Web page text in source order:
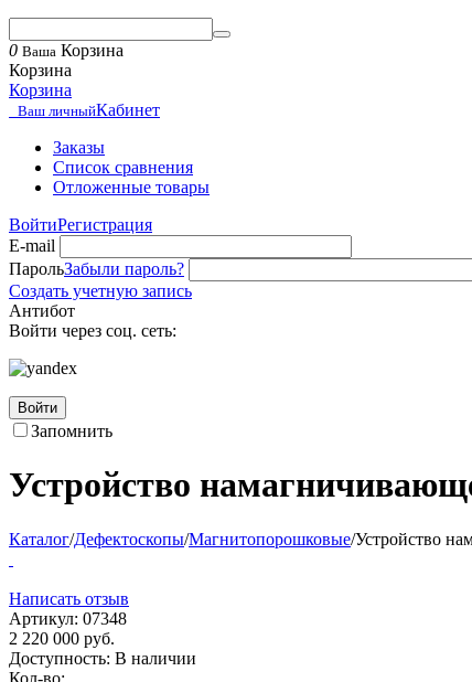
0 Ваша Корзина
Корзина
Корзина
Ваш личныйКабинет
Заказы
Список сравнения
Отложенные товары
ВойтиРегистрация
E-mail
ПарольЗабыли пароль?
Создать учетную запись
Антибот
Войти через соц. сеть:
Войти
Запомнить
Устройство
Каталог/Дефектоскопы/Магнитопорошковые/Устройство
Написать отзыв
Артикул: 07348
2 220 000 руб.
Доступность: В наличии
Кол-во: